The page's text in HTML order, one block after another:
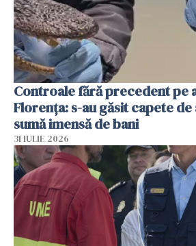
Controale fără precedent pe
Florența: s-au găsit capete
sumă imensă de bani
31 IULIE 2026